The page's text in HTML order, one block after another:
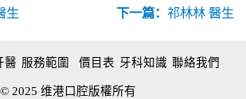
生 下一篇：祁林林 醫生
醫 服務範圍 價目表 牙科知識 聯絡我們
© 2025 维港口腔版權所有